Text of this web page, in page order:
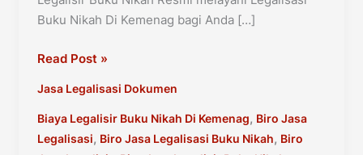
Buku Nikah Di Kemenag bagi Anda […]
Jasa
Buku
Nikah
Di
Read Post »
Jasa Legalisasi Dokumen
Biaya Legalisir Buku Nikah Di Kemenag, Biro Jasa
Legalisasi, Biro Jasa Legalisasi Buku Nikah, Biro